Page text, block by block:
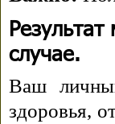
случае.
Ваш
здоровья,